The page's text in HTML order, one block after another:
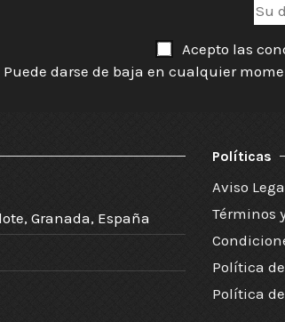
Acepto las
Puede darse de baja en cualquier
Granada, España
Políticas
Aviso
Términos
Política
Política